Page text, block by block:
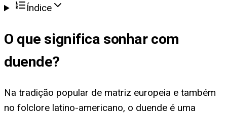
Índice
O que significa sonhar com
duende?
Na tradição popular de matriz europeia e também
no folclore latino-americano, o duende é uma